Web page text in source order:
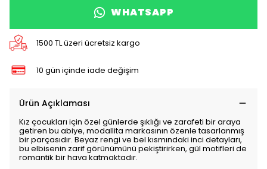
WHATSAPP
1500 TL üzeri ücretsiz kargo
10 gün içinde iade değişim
Ürün Açıklaması
Kız çocukları için özel günlerde şıklığı ve zarafeti bir araya
getiren bu abiye, modallita markasının özenle tasarlanmış
bir parçasıdır. Beyaz rengi ve bel kısmındaki inci detayları,
bu elbisenin zarif görünümünü pekiştirirken, gül motifleri de
romantik bir hava katmaktadır.